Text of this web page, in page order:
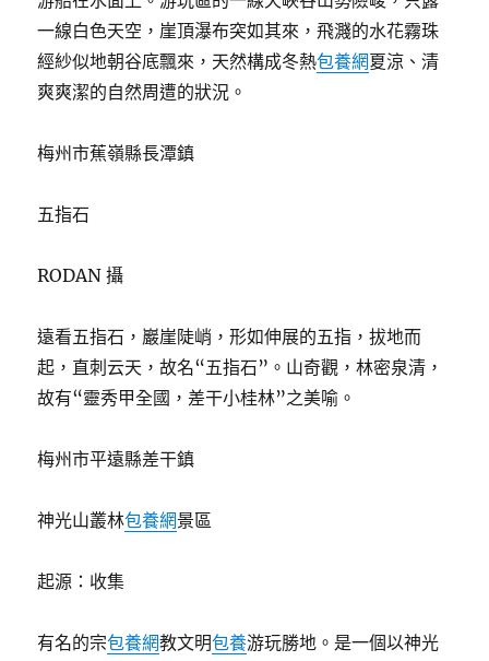
一線白色天空，崖頂瀑布突如其來，飛濺的水花霧珠
經紗似地朝谷底飄來，天然構成冬熱包養網夏涼、清
爽爽潔的自然周遭的狀況。
梅州市蕉嶺縣長潭鎮
五指石
RODAN 攝
遠看五指石，巖崖陡峭，形如伸展的五指，拔地而
起，直刺云天，故名“五指石”。山奇觀，林密泉清，
故有“靈秀甲全國，差干小桂林”之美喻。
梅州市平遠縣差干鎮
神光山叢林包養網景區
起源：收集
有名的宗包養網教文明包養游玩勝地。是一個以神光